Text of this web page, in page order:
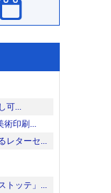
可...
術印刷...
レターセ...
トッテ」...